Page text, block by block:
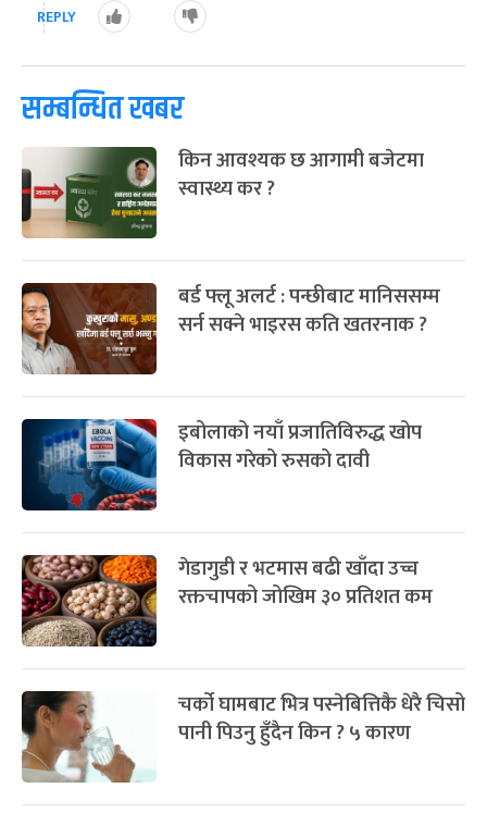
REPLY
सम्बन्धित खबर
किन आवश्यक छ आगामी बजेटमा
स्वास्थ्य कर ?
बर्ड फ्लू अलर्ट : पन्छीबाट मानिससम्म
सर्न सक्ने भाइरस कति खतरनाक ?
इबोलाको नयाँ प्रजातिविरुद्ध खोप
विकास गरेको रुसको दावी
गेडागुडी र भटमास बढी खाँदा उच्च
रक्तचापको जोखिम ३० प्रतिशत कम
चर्को घामबाट भित्र पस्नेबित्तिकै धेरै चिसो
पानी पिउनु हुँदैन किन ? ५ कारण